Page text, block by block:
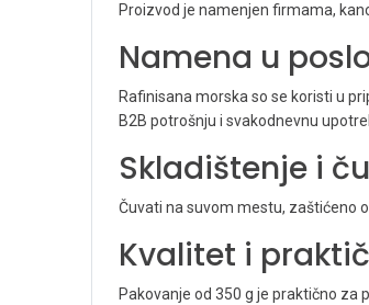
Proizvod je namenjen firmama,
Namena u
Rafinisana morska so se koristi u
B2B potrošnju i svakodnevnu
Skladištenje i
Čuvati na suvom mestu, zaštićeno
Kvalitet i
Pakovanje od 350 g je praktično za